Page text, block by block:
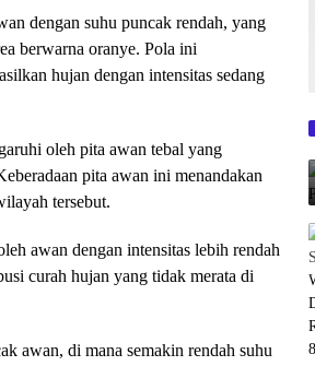
dengan suhu puncak rendah, yang
berwarna oranye. Pola ini
hujan dengan intensitas sedang
oleh pita awan tebal yang
pita awan ini menandakan
tersebut.
awan dengan intensitas lebih rendah
curah hujan yang tidak merata di
awan, di mana semakin rendah suhu